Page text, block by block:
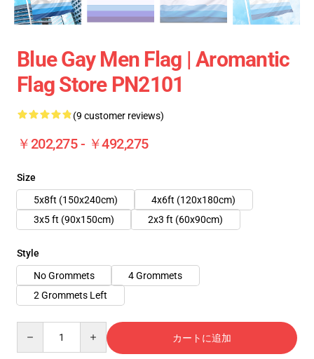
Blue Gay Men Flag | Aromantic
Flag Store PN2101
(9 customer reviews)
￥202,275 - ￥492,275
Size
5x8ft (150x240cm)
4x6ft (120x180cm)
3x5 ft (90x150cm)
2x3 ft (60x90cm)
Style
No Grommets
4 Grommets
2 Grommets Left
カートに追加